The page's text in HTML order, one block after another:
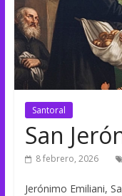
Santoral
San
8 febrero, 2026
Jerónimo Emiliani,